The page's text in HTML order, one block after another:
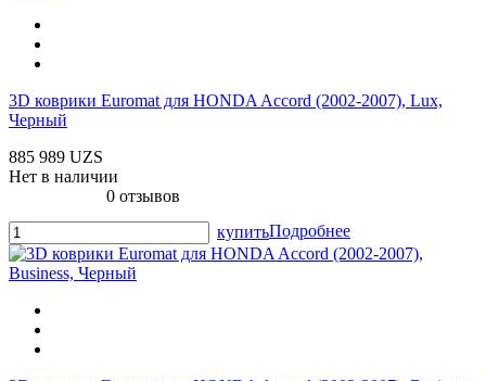
3D коврики Euromat для HONDA Accord (2002-2007), Lux,
Черный
885 989 UZS
Нет в наличии
0 отзывов
купитьПодробнее